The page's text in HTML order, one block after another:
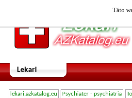
Táto
Lekari
lekari.azkatalog.eu Psychiater - psychiatria